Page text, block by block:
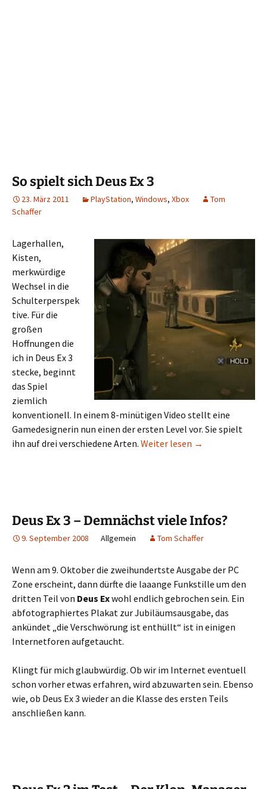
So spielt sich Deus Ex 3
23. März 2011 PlayStation, Windows, Xbox
Tom
Schaffer
Lagerhallen,
Kisten,
merkwürdige
Wechsel in die
Schulterperspek
tive. Für die
großen
Hoffnungen die
ich in Deus Ex 3
stecke, beginnt
das Spiel
ziemlich
konventionell. In einem 8-minütigen Video stellt eine
Gamedesignerin nun einen der ersten Level vor. Sie spielt
ihn auf drei verschiedene Arten. Weiter lesen So spielt sich
→
Deus Ex 3 – Demnächst viele Infos?
9. September 2008 Allgemein Tom Schaffer
Wenn am 9. Oktober die zweihundertste Ausgabe der PC
Zone erscheint, dann dürfte die laaange Funkstille um den
dritten Teil von Deus Exwohl endlich gebrochen sein. Ein
abfotographiertes Plakat zur Jubiläumsausgabe, das
ankündet „die Verschwörung ist enthüllt“ ist in einigen
Internetforen aufgetaucht.
Klingt für mich glaubwürdig. Ob wir im Internet eventuell
schon vorher etwas erfahren, wird abzuwarten sein. Ebenso
wie, ob Deus Ex 3 wieder an die Klasse des ersten Teils
anschließen kann.